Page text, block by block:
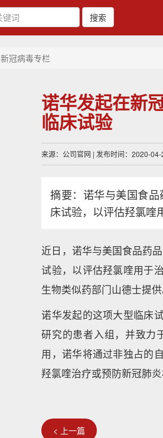
搜索
新冠病毒专栏
诺华发起在新
临床试验
来源：公司官网 | 发布时间：2020-04-
摘要：诺华与美国食
床试验，以评估羟氯喹
近日，诺华与美国食品药
试验，以评估羟氯喹用于
生物类似药部门山德士提供
诺华发起的这项大型临床
研究的患者入组，并致力
用，诺华将通过非独占的
羟氯喹治疗或预防新冠肺
< 上一篇